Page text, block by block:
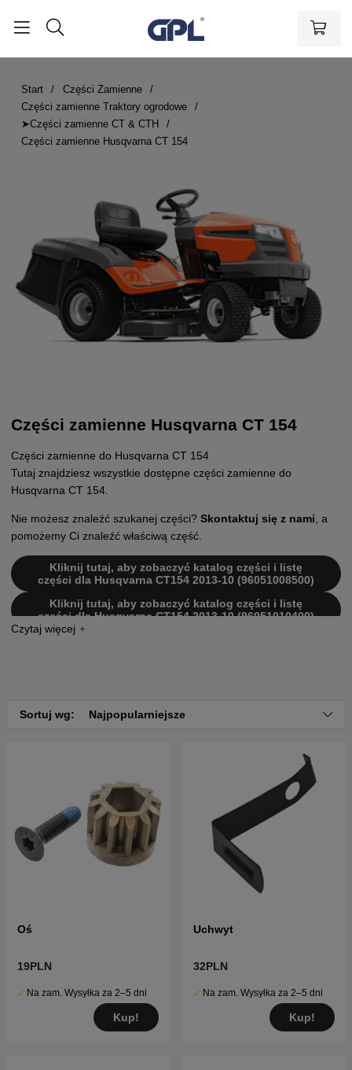
Start
Części Zamienne
Części zamienne Traktory ogrodowe
➤Części zamienne CT & CTH
Części zamienne Husqvarna CT 154
Części zamienne Husqvarna CT 154
Części zamienne do Husqvarna CT 154
Tutaj znajdziesz wszystkie dostępne części zamienne do
Husqvarna CT 154.
Nie możesz znaleźć szukanej części? Skontaktuj się z nami , a
pomożemy Ci znaleźć właściwą część.
Kliknij tutaj, aby zobaczyć katalog części i listę
części dla Husqvarna CT154 2013-10 (96051008500)
Kliknij tutaj, aby zobaczyć katalog części i listę
części dla Husqvarna CT154 2013-10 (96051010400)
Kliknij tutaj, aby zobaczyć katalog części i listę
Kliknij tutaj, aby zobaczyć katalog części i listę
części dla Husqvarna CT154 2012-01 (96051002600)
części dla Husqvarna CT154 2011-12 (96051002500)
Sortuj wg: Najpopularniejsze
Oś
19PLN
Na zam. Wysyłka za 2–5 dni
Kup!
Uchwyt
32PLN
Na zam. Wysyłka za 2–5 dni
Kup!